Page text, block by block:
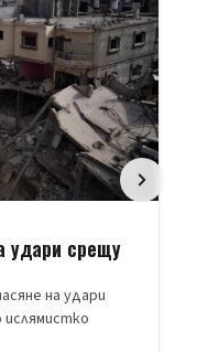
удари срещу
на удари